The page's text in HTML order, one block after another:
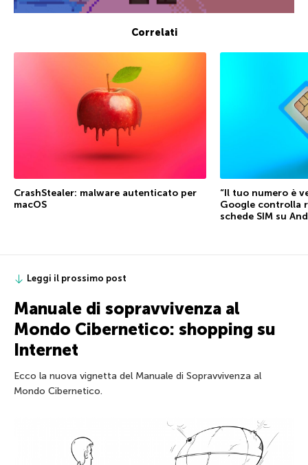
Correlati
CrashStealer: malware autenticato per
macOS
“Il tuo numero è
Google controlla
schede SIM su
Leggi il prossimo post
Manuale di sopravvivenza al
Mondo Cibernetico: shopping su
Internet
Ecco la nuova vignetta del Manuale di Sopravvivenza al
Mondo Cibernetico.